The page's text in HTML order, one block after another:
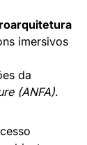
imersivos
da
(ANFA).